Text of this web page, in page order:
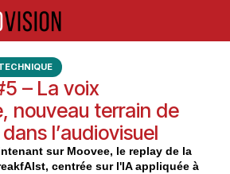
– La voix
nouveau terrain de
dans l’audiovisuel
sur Moovee, le replay de la
centrée sur l'IA appliquée à